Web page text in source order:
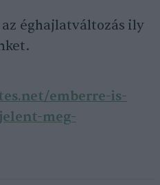
éghajlatváltozás ily
emberre-is-
meg-